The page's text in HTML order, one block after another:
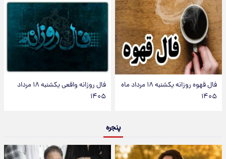
فال قهوه روزانه یکشنبه ۱۸ مرداد ماه
۱۴۰۵
فال روزانه واقعی یکشنبه ۱۸ مرداد
۱۴۰۵
پنجره